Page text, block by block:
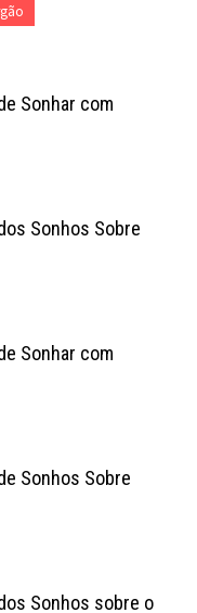
Sonhar com
Sonhos Sobre
Sonhar com
Sonhos Sobre
Sonhos sobre o